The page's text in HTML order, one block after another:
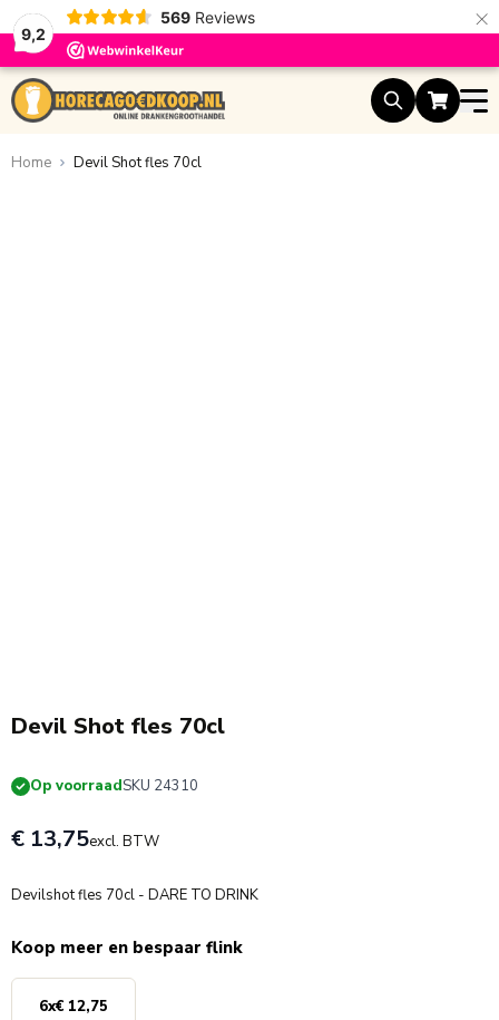
9,2
569 Reviews ×
Ga naar de inhoud
Home Devil Shot fles 70cl
Devil Shot fles 70cl
Op voorraadSKU 24310
€ 13,75excl. BTW
Devilshot fles 70cl - DARE TO DRINK
Koop meer en bespaar flink
6x€ 12,75